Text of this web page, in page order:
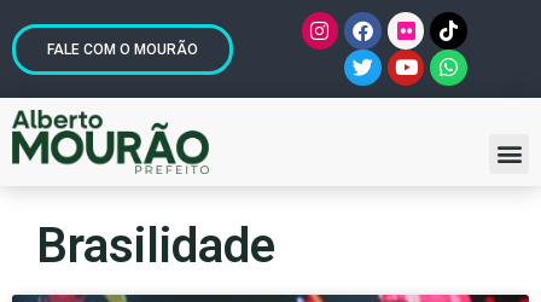
FALE COM O MOURÃO
Brasilidade